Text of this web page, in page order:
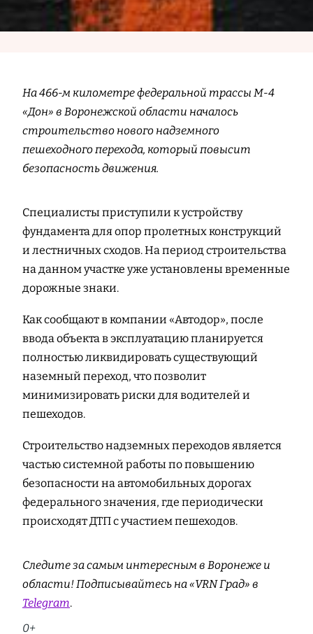
На 466-м километре федеральной трассы М-4
«Дон» в Воронежской области началось
строительство нового надземного
пешеходного перехода, который повысит
безопасность движения.
Специалисты приступили к устройству
фундамента для опор пролетных конструкций
и лестничных сходов. На период строительства
на данном участке уже установлены временные
дорожные знаки.
Как сообщают в компании «Автодор», после
ввода объекта в эксплуатацию планируется
полностью ликвидировать существующий
наземный переход, что позволит
минимизировать риски для водителей и
пешеходов.
Строительство надземных переходов является
частью системной работы по повышению
безопасности на автомобильных дорогах
федерального значения, где периодически
происходят ДТП с участием пешеходов.
Следите за самым интересным в Воронеже и
области! Подписывайтесь на «VRN Град» в
Telegram.
0+